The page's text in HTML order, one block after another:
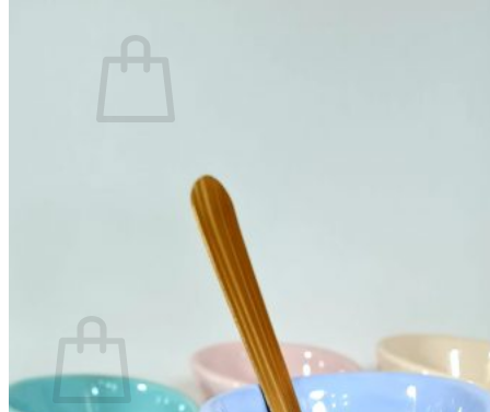
Volver a la tienda